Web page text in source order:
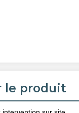
le produit